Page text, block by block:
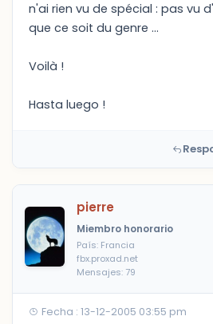
n'ai rien vu de spécial : pas vu
que ce soit du genre ...
Voilà !
Hasta luego !
pierre
Miembro honorario
País: Francia
fbx.proxad.net
Mensajes: 79
Fecha : 13-12-2005 03:55 pm